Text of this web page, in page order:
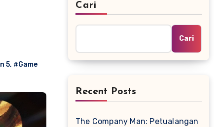
5, #Game
Cari
Cari
Recent Posts
The Company Man: Petualangan